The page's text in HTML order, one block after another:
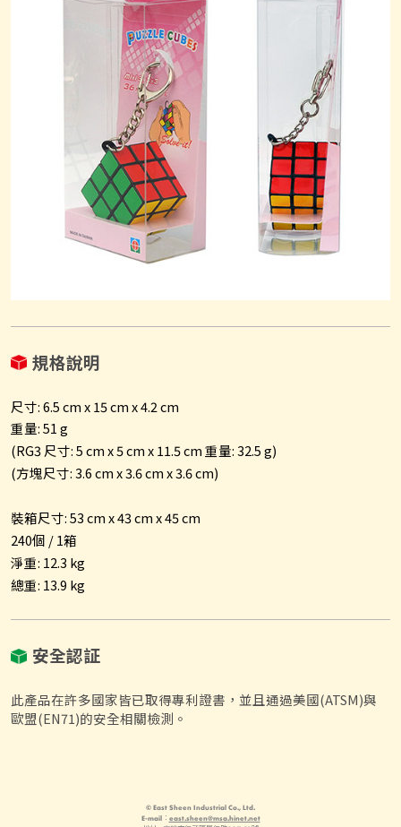
規格說明
尺寸: 6.5 cm x 15 cm x 4.2 cm
重量: 51 g
(RG3 尺寸: 5 cm x 5 cm x 11.5 cm 重量: 32.5 g)
(方塊尺寸: 3.6 cm x 3.6 cm x 3.6 cm)
裝箱尺寸: 53 cm x 43 cm x 45 cm
240個 / 1箱
淨重: 12.3 kg
總重: 13.9 kg
安全認証
此產品在許多國家皆已取得專利證書，並且通過美國(ATSM)與
歐盟(EN71)的安全相關檢測。
© East Sheen Industrial Co., Ltd.
E-mail： east.sheen@msa.hinet.net